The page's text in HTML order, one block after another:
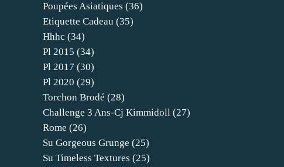
Poupées Asiatiques (36)
Etiquette Cadeau (35)
Hhhc (34)
Pl 2015 (34)
Pl 2017 (30)
Pl 2020 (29)
Torchon Brodé (28)
Challenge 3 Ans-Cj Kimmidoll (27)
Rome (26)
Su Gorgeous Grunge (25)
Su Timeless Textures (25)